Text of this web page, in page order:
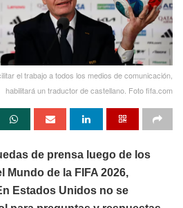
el trabajo a todos los medios de comunicación,
habilitará un traductor de castellano. Foto fifa.com
de prensa luego de los
Mundo de la FIFA 2026,
Estados Unidos no se